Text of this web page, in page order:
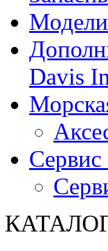
Модели
Davis
Сервис